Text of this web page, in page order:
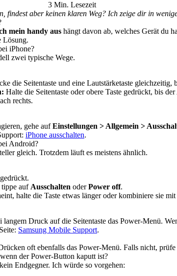
3 Min. Lesezeit
findest aber keinen klaren Weg? Ich zeige dir in
mein handy aus hängt davon ab, welches Gerät du
Lösung.
iPhone?
zwei typische Wege.
die Seitentaste und eine Lautstärketaste gleichzeitig,
Halte die Seitentaste oder obere Taste gedrückt, bis
rechts.
gehe aufEinstellungen > Allgemein >
iPhone ausschalten.
Android?
gleich. Trotzdem läuft es meistens ähnlich.
gedrückt.
tippe auf Ausschalten oderPower off.
halte die Taste etwas länger oder kombiniere sie
Druck auf die Seitentaste das Power-Menü.
Samsung Mobile Support.
oft ebenfalls das Power-Menü. Falls nicht,
der Power-Button kaputt ist?
Endgegner. Ich würde so vorgehen: